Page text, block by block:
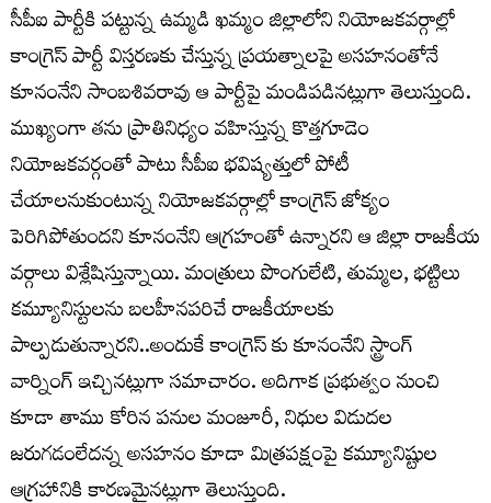
సీపీఐ పార్టీకి పట్టున్న ఉమ్మడి ఖమ్మం జిల్లాలోని నియోజకవర్గాల్లో
కాంగ్రెస్ పార్టీ విస్తరణకు చేస్తున్న ప్రయత్నాలపై అసహనంతోనే
కూనంనేని సాంబశివరావు ఆ పార్టీపై మండిపడినట్లుగా తెలుస్తుంది.
ముఖ్యంగా తను ప్రాతినిధ్యం వహిస్తున్న కొత్తగూడెం
నియోజకవర్గంతో పాటు సీపీఐ భవిష్యత్తులో పోటీ
చేయాలనుకుంటున్న నియోజకవర్గాల్లో కాంగ్రెస్ జోక్యం
పెరిగిపోతుందని కూనంనేని ఆగ్రహంతో ఉన్నారని ఆ జిల్లా రాజకీయ
వర్గాలు విశ్లేషిస్తున్నాయి. మంత్రులు పొంగులేటి, తుమ్మల, భట్టిలు
కమ్యూనిస్టులను బలహీనపరిచే రాజకీయాలకు
పాల్పడుతున్నారని..అందుకే కాంగ్రెస్ కు కూనంనేని స్ట్రాంగ్
వార్నింగ్ ఇచ్చినట్లుగా సమాచారం. అదిగాక ప్రభుత్వం నుంచి
కూడా తాము కోరిన పనుల మంజూరీ, నిధుల విడుదల
జరుగడంలేదన్న అసహనం కూడా మిత్రపక్షంపై కమ్యూనిష్టుల
ఆగ్రహానికి కారణమైనట్లుగా తెలుస్తుంది.